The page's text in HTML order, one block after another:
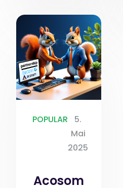
POPULAR
5.
Mai
2025
Acosom